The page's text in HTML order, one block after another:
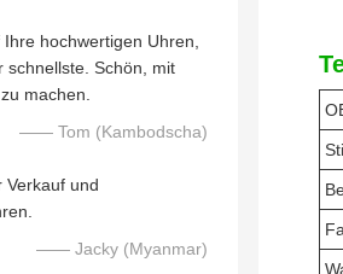
hochwertigen Uhren,
schnellste. Schön, mit
machen.
—— Tom (Kambodscha)
Verkauf und
—— Jacky (Myanmar)